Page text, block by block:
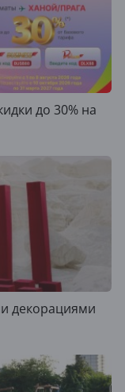
до 30% на
декорациями